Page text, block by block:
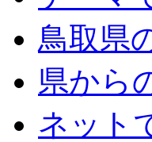
鳥取県
県から
ネット